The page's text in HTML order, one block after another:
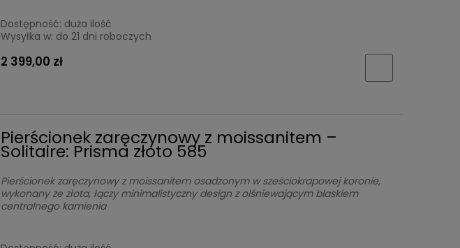
Dostępność: duża ilość
Wysyłka w: do 21 dni roboczych
2 399,00 zł
Pierścionek zaręczynowy z moissanitem –
Solitaire: Prisma złoto 585
Pierścionek zaręczynowy z moissanitem osadzonym w sześciokrapowej koronie,
wykonany ze złota, łączy minimalistyczny design z olśniewającym blaskiem
centralnego kamienia